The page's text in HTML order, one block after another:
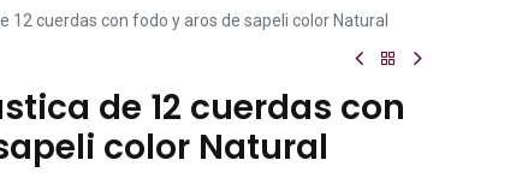
12 cuerdas con fodo y aros de sapeli color Natural
de 12 cuerdas con
color Natural